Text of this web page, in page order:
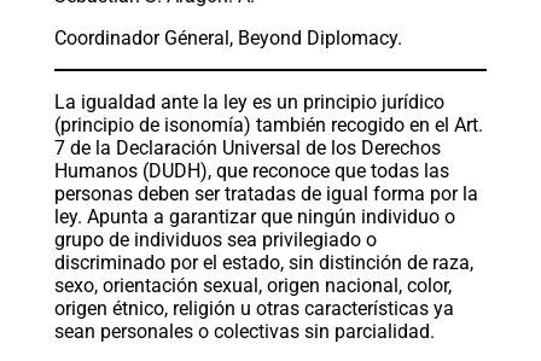
Coordinador Géneral, Beyond Diplomacy.
La igualdad ante la ley es un principio jurídico
(principio de isonomía) también recogido en el Art.
7 de la Declaración Universal de los Derechos
Humanos (DUDH), que reconoce que todas las
personas deben ser tratadas de igual forma por la
ley. Apunta a garantizar que ningún individuo o
grupo de individuos sea privilegiado o
discriminado por el estado, sin distinción de raza,
sexo, orientación sexual, origen nacional, color,
origen étnico, religión u otras características ya
sean personales o colectivas sin parcialidad.